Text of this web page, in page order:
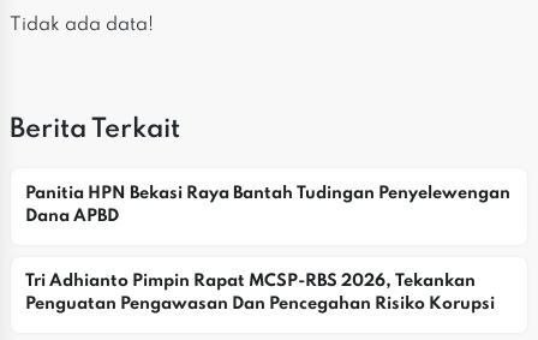
Tidak ada data!
Berita Terkait
Panitia HPN Bekasi Raya Bantah Tudingan Penyelewengan
Dana APBD
Tri Adhianto Pimpin Rapat MCSP-RBS 2026, Tekankan
Penguatan Pengawasan Dan Pencegahan Risiko Korupsi